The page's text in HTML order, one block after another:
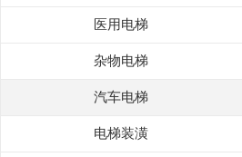
医用电梯
杂物电梯
汽车电梯
电梯装潢